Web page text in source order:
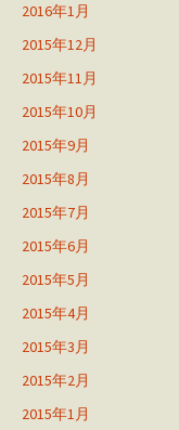
2016年1月
2015年12月
2015年11月
2015年10月
2015年9月
2015年8月
2015年7月
2015年6月
2015年5月
2015年4月
2015年3月
2015年2月
2015年1月